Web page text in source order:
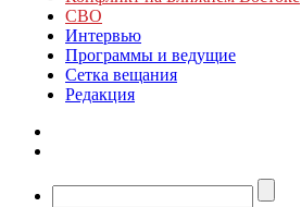
СВО
Интервью
Программы и ведущие
Сетка вещания
Редакция